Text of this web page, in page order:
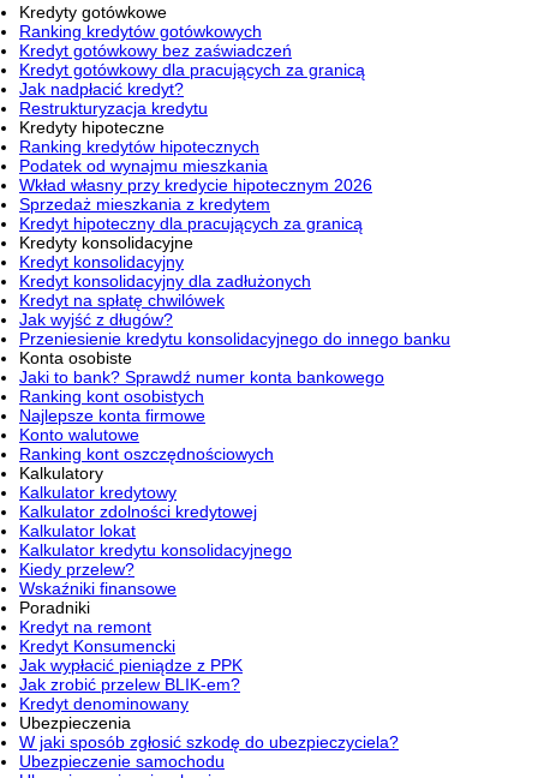
Kredyty gotówkowe
Ranking kredytów gotówkowych
Kredyt gotówkowy bez zaświadczeń
Kredyt gotówkowy dla pracujących za granicą
Jak nadpłacić kredyt?
Restrukturyzacja kredytu
Kredyty hipoteczne
Ranking kredytów hipotecznych
Podatek od wynajmu mieszkania
Wkład własny przy kredycie hipotecznym 2026
Sprzedaż mieszkania z kredytem
Kredyt hipoteczny dla pracujących za granicą
Kredyty konsolidacyjne
Kredyt konsolidacyjny
Kredyt konsolidacyjny dla zadłużonych
Kredyt na spłatę chwilówek
Jak wyjść z długów?
Przeniesienie kredytu konsolidacyjnego do innego banku
Konta osobiste
Jaki to bank? Sprawdź numer konta bankowego
Ranking kont osobistych
Najlepsze konta firmowe
Konto walutowe
Ranking kont oszczędnościowych
Kalkulatory
Kalkulator kredytowy
Kalkulator zdolności kredytowej
Kalkulator lokat
Kalkulator kredytu konsolidacyjnego
Kiedy przelew?
Wskaźniki finansowe
Poradniki
Kredyt na remont
Kredyt Konsumencki
Jak wypłacić pieniądze z PPK
Jak zrobić przelew BLIK-em?
Kredyt denominowany
Ubezpieczenia
W jaki sposób zgłosić szkodę do ubezpieczyciela?
Ubezpieczenie samochodu